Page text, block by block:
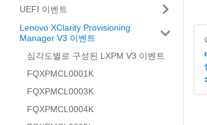
UEFI 이벤트
Lenovo XClarity Provisioning
Manager V3 이벤트
심각도별로 구성된 LXPM V3 이벤트
FQXPMCL0001K
FQXPMCL0003K
FQXPMCL0004K